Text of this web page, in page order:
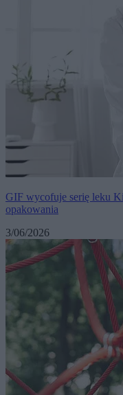
GIF wycofuje serię leku
opakowania
3/06/2026